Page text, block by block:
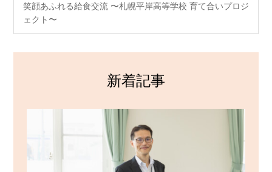
笑顔あふれる給食交流 〜札幌平岸高等学校 育て合いプロジ
ェクト〜
新着記事